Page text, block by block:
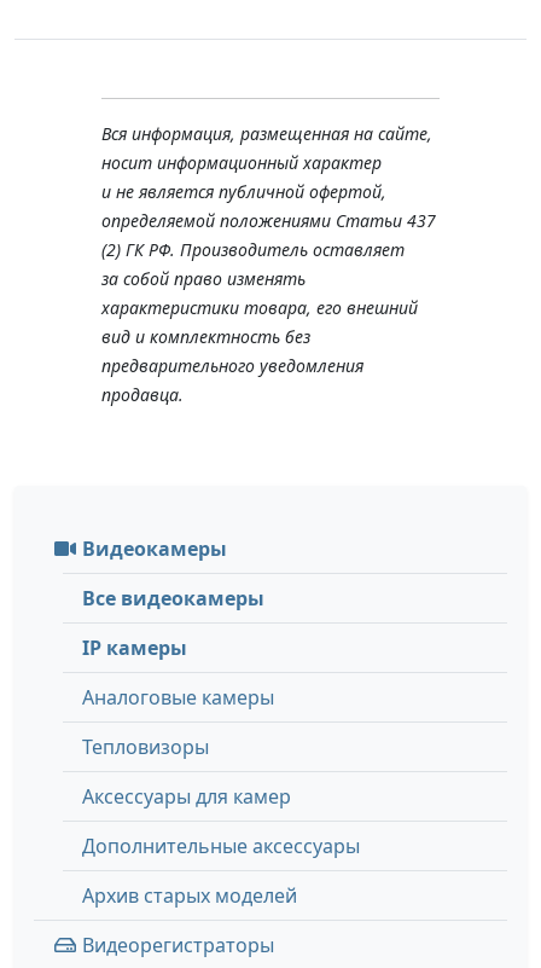
Вся информация, размещенная на сайте,
носит информационный характер
и не является публичной офертой,
определяемой положениями Статьи 437
(2) ГК РФ. Производитель оставляет
за собой право изменять
характеристики товара, его внешний
вид и комплектность без
предварительного уведомления
продавца.
Видеокамеры
Все видеокамеры
IP камеры
Аналоговые камеры
Тепловизоры
Аксессуары для камер
Дополнительные аксессуары
Архив старых моделей
Видеорегистраторы